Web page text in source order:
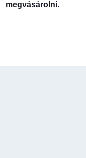
megvásárolni.